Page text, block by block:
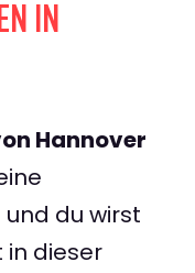
IN
Hannover
du wirst
in dieser